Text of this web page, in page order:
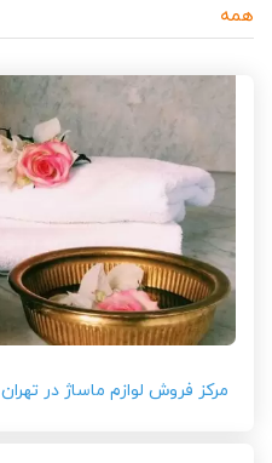
همه
مرکز فروش لوازم ماساژ در تهران